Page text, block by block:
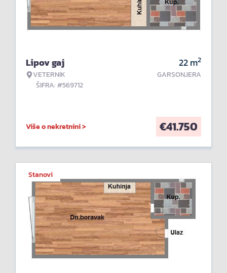
Lipov gaj
VETERNIK
ŠIFRA: #569712
22m2
GARSONJERA
Više o nekretnini > €41.750
Stanovi